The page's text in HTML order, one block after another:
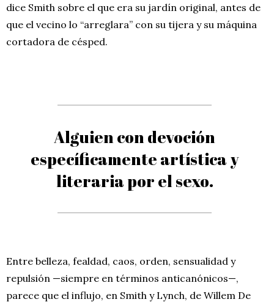
dice Smith sobre el que era su jardín original, antes de
que el vecino lo “arreglara” con su tijera y su máquina
cortadora de césped.
Alguien con devoción
específicamente artística y
literaria por el sexo.
Entre belleza, fealdad, caos, orden, sensualidad y
repulsión —siempre en términos anticanónicos—,
parece que el influjo, en Smith y Lynch, de Willem De